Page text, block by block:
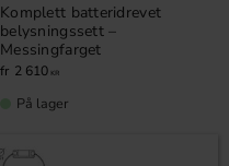
Komplett batteridrevet
belysningssett –
Messingfarget
2 610 KR
På lager